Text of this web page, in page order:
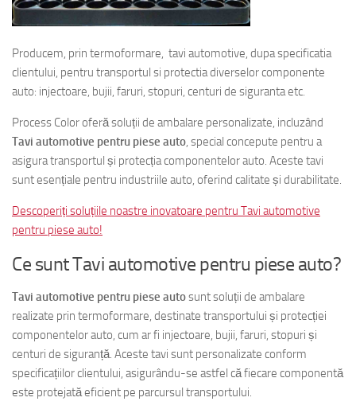
Producem, prin termoformare, tavi automotive, dupa specificatia
clientului, pentru transportul si protectia diverselor componente
auto: injectoare, bujii, faruri, stopuri, centuri de siguranta etc.
Process Color oferă soluții de ambalare personalizate, incluzând
Tavi automotive pentru piese auto, special concepute pentru a
asigura transportul și protecția componentelor auto. Aceste tavi
sunt esențiale pentru industriile auto, oferind calitate și durabilitate.
Descoperiți soluțiile noastre inovatoare pentru Tavi automotive
pentru piese auto!
Ce sunt Tavi automotive pentru piese auto?
Tavi automotive pentru piese autosunt soluții de ambalare
realizate prin termoformare, destinate transportului și protecției
componentelor auto, cum ar fi injectoare, bujii, faruri, stopuri și
centuri de siguranță. Aceste tavi sunt personalizate conform
specificațiilor clientului, asigurându-se astfel că fiecare componentă
este protejată eficient pe parcursul transportului.